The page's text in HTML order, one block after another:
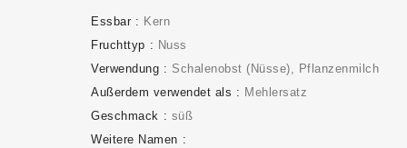
Essbar
Kern
Fruchttyp
Nuss
Verwendung
Schalenobst (Nüsse)
Pflanzenmilch
Außerdem verwendet als
Mehlersatz
Geschmack
süß
Weitere Namen